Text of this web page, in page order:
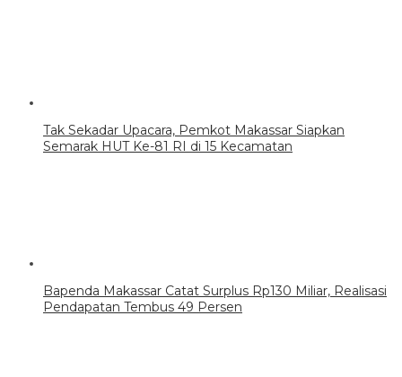
Tak Sekadar Upacara, Pemkot Makassar Siapkan
Semarak HUT Ke-81 RI di 15 Kecamatan
Bapenda Makassar Catat Surplus Rp130 Miliar, Realisasi
Pendapatan Tembus 49 Persen